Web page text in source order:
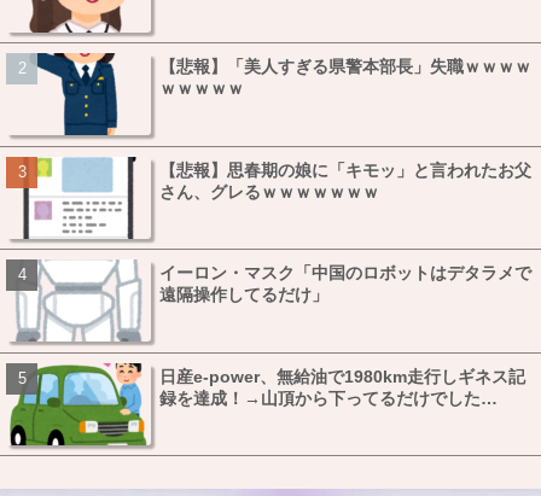
【悲報】「美人すぎる県警本部長」失職ｗｗｗｗ
ｗｗｗｗｗ
【悲報】思春期の娘に「キモッ」と言われたお父
さん、グレるｗｗｗｗｗｗｗ
イーロン・マスク「中国のロボットはデタラメで
遠隔操作してるだけ」
日産e-power、無給油で1980km走行しギネス記
録を達成！→山頂から下ってるだけでした…